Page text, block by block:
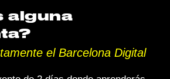
alguna
el Barcelona Digital